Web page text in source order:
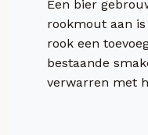
Een bier
rookmout aan
rook een
bestaande
verwarren met